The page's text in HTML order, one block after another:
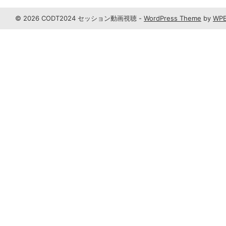
© 2026 CODT2024 セッション動画視聴 - WordPress Theme by